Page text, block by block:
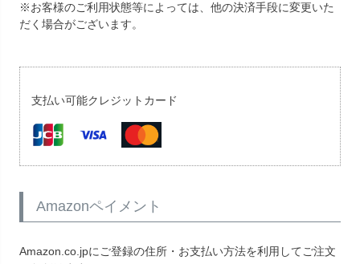
※お客様のご利用状態等によっては、他の決済手段に変更いた
だく場合がございます。
支払い可能クレジットカード
Amazonペイメント
Amazon.co.jpにご登録の住所・お支払い方法を利用してご注文